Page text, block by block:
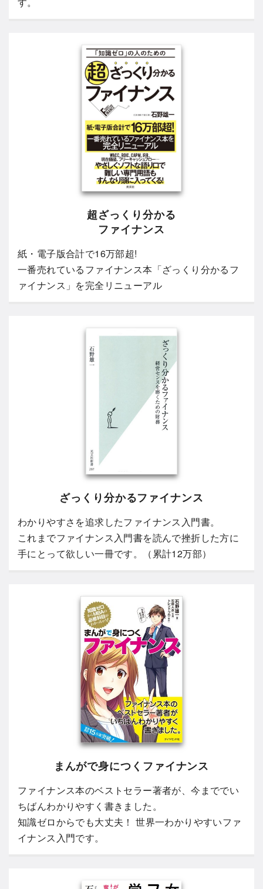
超ざっくり分かる
ファイナンス
紙・電子版合計で16万部超!
一番売れているファイナンス本「ざっくり分かるフ
ァイナンス」を完全リニューアル
ざっくり分かるファイナンス
わかりやすさを追求したファイナンス入門書。
これまでファイナンス入門書を読んで挫折した方に
手にとって欲しい一冊です。（累計12万部）
まんがで身につくファイナンス
ファイナンス本のベストセラー著者が、今まででい
ちばんわかりやすく書きました。
知識ゼロからでも大丈夫！ 世界一わかりやすいファ
イナンス入門です。